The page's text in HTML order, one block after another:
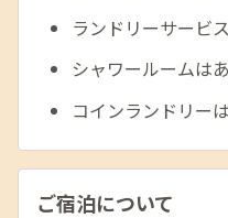
ランドリーサービ
シャワールームは
コインランドリー
ご宿泊について